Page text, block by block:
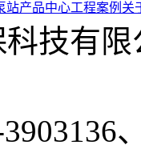
站产品中心工程案例 关
技有限